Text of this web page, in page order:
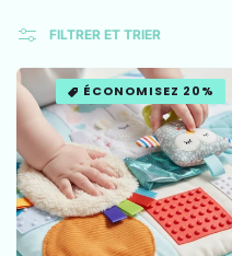
l
l
e
c
FILTRER ET TRIER
ÉCONOMISEZ 20%